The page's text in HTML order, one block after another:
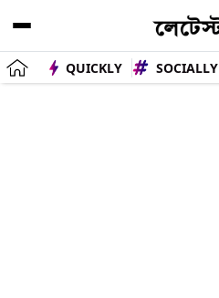
QUICKLY SOCIALLY